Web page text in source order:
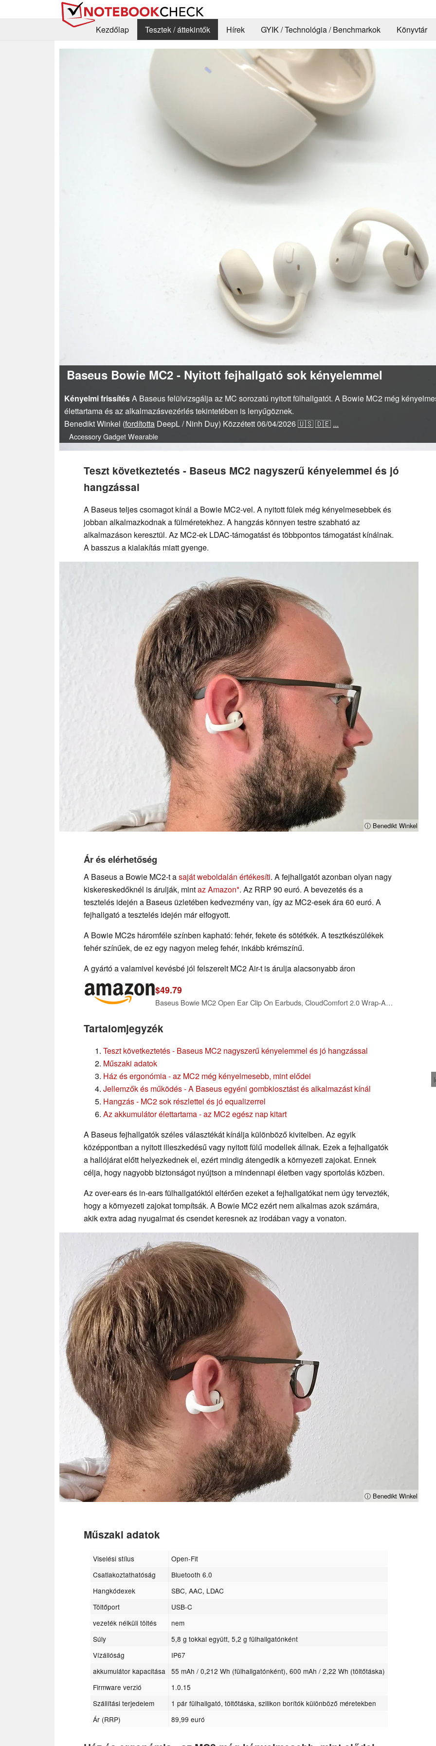
Kezdőlap Tesztek / áttekintők Hírek GYIK / Technológia / Benchmarkok Könyvtár
Baseus Bowie MC2 - Nyitott fejhallgató sok kényelemmel
Kényelmi frissítésA Baseus felülvizsgálja az MC sorozatú nyitott fülhallgatót. A Bowie MC2 még
élettartama és az alkalmazásvezérlés tekintetében is lenyűgöznek.
Benedikt Winkel (fordította DeepL / Ninh Duy) Közzétett06/04/2026🇺🇸🇩🇪 ...
AccessoryGadgetWearable
Teszt következtetés - Baseus MC2 nagyszerű kényelemmel és jó
hangzással
A Baseus teljes csomagot kínál a Bowie MC2-vel. A nyitott fülek még kényelmesebbek és
jobban alkalmazkodnak a fülméretekhez. A hangzás könnyen testre szabható az
alkalmazáson keresztül. Az MC2-ek LDAC-támogatást és többpontos támogatást kínálnak.
A basszus a kialakítás miatt gyenge.
ⓘ Benedikt Winkel
Ár és elérhetőség
A Baseus a Bowie MC2-t asaját weboldalán értékesíti. A fejhallgatót azonban olyan nagy
kiskereskedőknél is árulják, mintaz Amazon . Az RRP 90 euró. A bevezetés és a
tesztelés idején a Baseus üzletében kedvezmény van, így az MC2-esek ára 60 euró. A
fejhallgató a tesztelés idején már elfogyott.
A Bowie MC2s háromféle színben kapható: fehér, fekete és sötétkék. A tesztkészülékek
fehér színűek, de ez egy nagyon meleg fehér, inkább krémszínű.
A gyártó a valamivel kevésbé jól felszerelt MC2 Air-t is árulja alacsonyabb áron
$49.79
Baseus Bowie MC2 Open Ear Clip On Earbuds, CloudComfort 2.0 Wrap-Around Design, LDAC Hi-Res Audio, Bluetooth 6.0, 55H Playtime, 4-Mic AI Clear Call, IP67 Waterproof for Running Gym Workouts
Tartalomjegyzék
Teszt következtetés - Baseus MC2 nagyszerű kényelemmel és jó hangzással
Műszaki adatok
Ház és ergonómia - az MC2 még kényelmesebb, mint elődei
Jellemzők és működés - A Baseus egyéni gombkiosztást és alkalmazást kínál
Hangzás - MC2 sok részlettel és jó equalizerrel
Az akkumulátor élettartama - az MC2 egész nap kitart
A Baseus fejhallgatók széles választékát kínálja különböző kivitelben. Az egyik
középpontban a nyitott illeszkedésű vagy nyitott fülű modellek állnak. Ezek a fejhallgatók
a hallójárat előtt helyezkednek el, ezért mindig átengedik a környezeti zajokat. Ennek
célja, hogy nagyobb biztonságot nyújtson a mindennapi életben vagy sportolás közben.
Az over-ears és in-ears fülhallgatóktól eltérően ezeket a fejhallgatókat nem úgy tervezték,
hogy a környezeti zajokat tompítsák. A Bowie MC2 ezért nem alkalmas azok számára,
akik extra adag nyugalmat és csendet keresnek az irodában vagy a vonaton.
ⓘ Benedikt Winkel
Műszaki adatok
Viselési stílus
Open-Fit
Csatlakoztathatóság
Bluetooth 6.0
Hangkódexek
SBC, AAC, LDAC
Töltőport
USB-C
vezeték nélküli töltés
nem
Súly
5,8 g tokkal együtt, 5,2 g fülhallgatónként
Vízállóság
IP67
akkumulátor kapacitása
55 mAh / 0,212 Wh (fülhallgatónként), 600 mAh / 2,22 Wh (töltőtáska)
Firmware verzió
1.0.15
Szállítási terjedelem
1 pár fülhallgató, töltőtáska, szilikon borítók különböző méretekben
Ár (RRP)
89,99 euró